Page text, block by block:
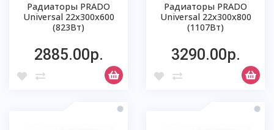
Радиаторы PRADO
Universal 22х300х600
(823Вт)
2885.00р.
Радиаторы PRADO
Universal 22х300х800
(1107Вт)
3290.00р.